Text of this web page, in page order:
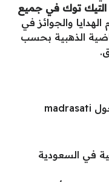
التيك توك في جميع
والجوائز في
الذهبية بحسب
منصة مدرستي توكلنا تسجيل الدخول madrasati
في السعودية